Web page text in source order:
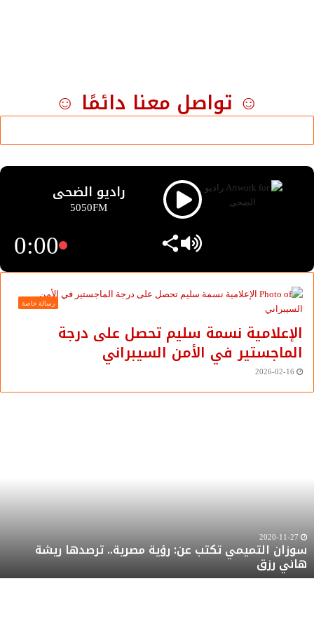
☺ تواصل معنا دائمًا ☺
راديو الضحى
5050FM
0:00
رسالة خاصة
الإعلامية نسمة سليم تحصل على درجة
الماجستير في الأمن السيبراني
2026-02-16
ريشة
هاني
رزق
2020-11-27
سوزان التميمي تكتب عن: رؤية مصرية.. ترصدها ريشة
هاني رزق